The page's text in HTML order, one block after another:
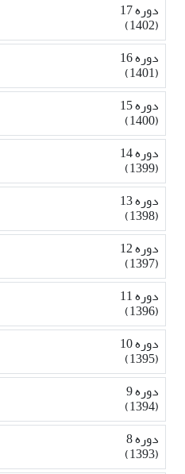
دوره 17
(1402)
دوره 16
(1401)
دوره 15
(1400)
دوره 14
(1399)
دوره 13
(1398)
دوره 12
(1397)
دوره 11
(1396)
دوره 10
(1395)
دوره 9
(1394)
دوره 8
(1393)